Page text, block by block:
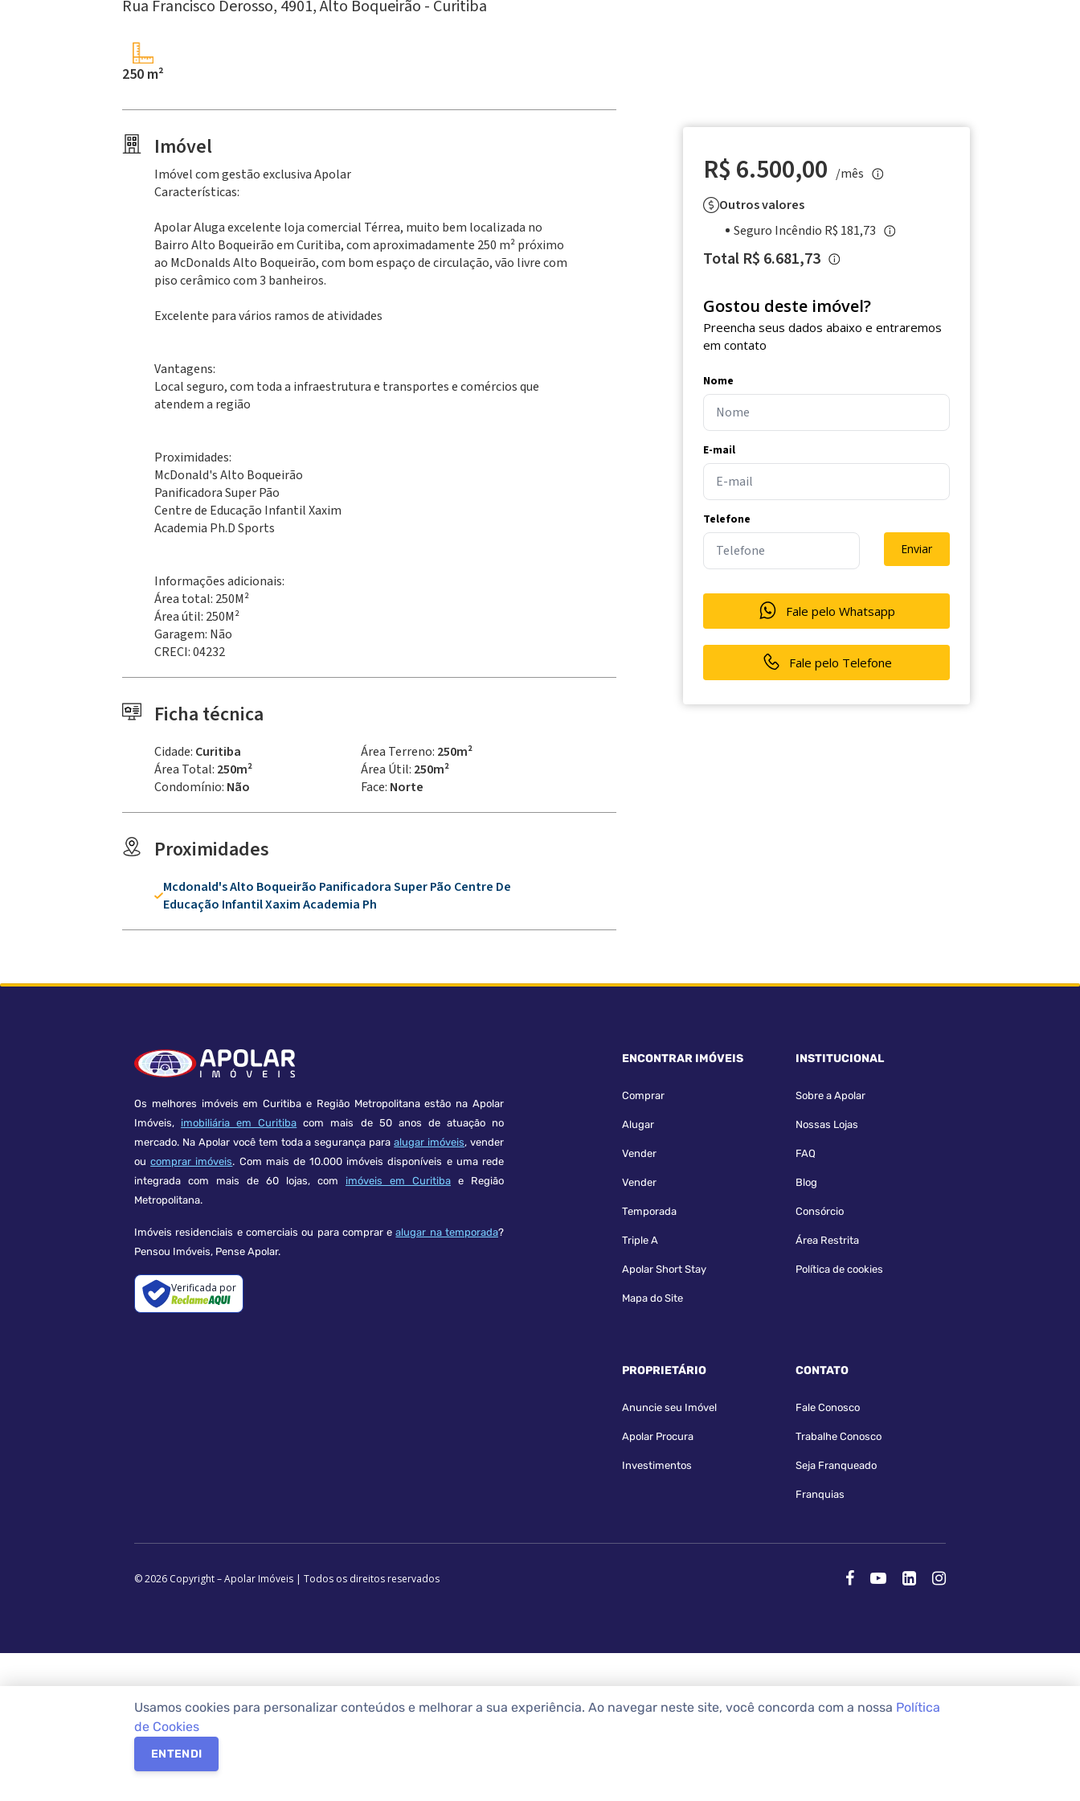
Rua Francisco Derosso, 4901,Alto Boqueirão - Curitiba
250 m²
Imóvel
Imóvel com gestão exclusiva Apolar
Características:
Apolar Aluga excelente loja comercial Térrea, muito bem localizada no
Bairro Alto Boqueirão em Curitiba, com aproximadamente 250 m² próximo
ao McDonalds Alto Boqueirão, com bom espaço de circulação, vão livre com
piso cerâmico com 3 banheiros.
Excelente para vários ramos de atividades
Vantagens:
Local seguro, com toda a infraestrutura e transportes e comércios que
atendem a região
Proximidades:
McDonald's Alto Boqueirão
Panificadora Super Pão
Centre de Educação Infantil Xaxim
Academia Ph.D Sports
Informações adicionais:
Área total: 250M²
Área útil: 250M²
Garagem: Não
CRECI: 04232
Ficha técnica
Cidade: Curitiba Área Terreno: 250m²
Área Total: 250m² Área Útil: 250m²
Condomínio: Não Face: Norte
Proximidades
Mcdonald's Alto Boqueirão Panificadora Super Pão Centre De
Educação Infantil Xaxim Academia Ph
R$ 6.500,00 /mês
Outros valores
Seguro Incêndio R$ 181,73
Total R$ 6.681,73
Gostou deste imóvel?
Preencha seus dados abaixo e entraremos
em contato
Nome
E-mail
Telefone
Enviar
Fale pelo Whatsapp
Fale pelo Telefone
Os melhores imóveis em Curitiba e Região Metropolitana estão na Apolar
Imóveis, imobiliária em Curitiba com mais de 50 anos de atuação no
mercado. Na Apolar você tem toda a segurança paraalugar imóveis, vender
oucomprar imóveis. Com mais de 10.000 imóveis disponíveis e uma rede
integrada com mais de 60 lojas, com imóveis em Curitiba e Região
Metropolitana.
Imóveis residenciais e comerciais ou para comprar ealugar na temporada?
Pensou Imóveis, Pense Apolar.
Verificada por
ENCONTRAR IMÓVEIS
Comprar
Alugar
Vender
Vender
Temporada
Triple A
Apolar Short Stay
Mapa do Site
INSTITUCIONAL
Sobre a Apolar
Nossas Lojas
FAQ
Blog
Consórcio
Área Restrita
Política de cookies
PROPRIETÁRIO
Anuncie seu Imóvel
Apolar Procura
Investimentos
CONTATO
Fale Conosco
Trabalhe Conosco
Seja Franqueado
Franquias
© 2026 Copyright – Apolar Imóveis | Todos os direitos reservados
Usamos cookies para personalizar conteúdos e melhorar a sua experiência. Ao navegar neste site, você concorda com a nossa Política
de Cookies
ENTENDI